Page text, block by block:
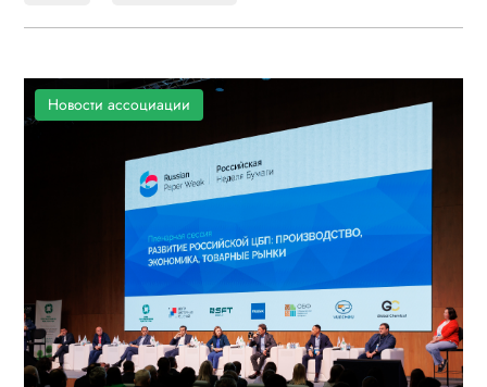
Новости ассоциации